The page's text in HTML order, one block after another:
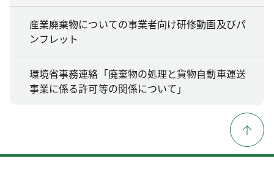
産業廃棄物についての事業者向け研修動画及びパ
ンフレット
環境省事務連絡「廃棄物の処理と貨物自動車運送
事業に係る許可等の関係について」